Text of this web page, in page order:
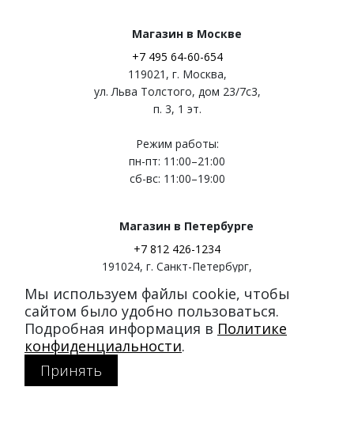
Магазин в Москве
+7 495 64-60-654
119021 , г. Москва,
ул. Льва Толстого, дом 23/7c3,
п. 3, 1 эт.
Режим работы:
пн-пт: 11:00–21:00
сб-вс: 11:00–19:00
Магазин в Петербурге
+7 812 426-1234
191024, г. Санкт-Петербург,
ул. Миргородская, д. 20
вход с ул. Кременчугская
Режим работы:
пн-пт: 11:00–21:00
Мы используем файлы cookie, чтобы
сайтом было удобно пользоваться.
Подробная информация в Политике
конфиденциальности.
Принять